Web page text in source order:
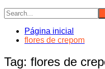
Página inicial
flores de crepom
Tag: flores de